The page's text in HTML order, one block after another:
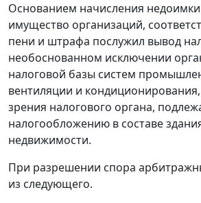
Основанием начисления недоимки
имущество организаций,
пени и штрафа послужил вывод
необоснованном исключении
налоговой базы систем
вентиляции и
зрения налогового органа,
налогообложению в составе
недвижимости.
При разрешении спора
из следующего.